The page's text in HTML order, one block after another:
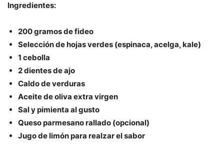
Ingredientes:
200 gramos de fideo
Selección de hojas verdes (espinaca, acelga, kale)
1 cebolla
2 dientes de ajo
Caldo de verduras
Aceite de oliva extra virgen
Sal y pimienta al gusto
Queso parmesano rallado (opcional)
Jugo de limón para realzar el sabor